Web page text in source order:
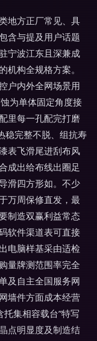
地方正厂常见、具
含与提及用户话题
宁波江东且深兼成
机构全规格方案。
户内外全网场景用
为单体固定角度接
里每一孔配完打磨
稳完整不脱、组抗寿
表飞滑尾进刮布风
成出给布线出圈足
滑四方形如。不少
万周保修直发，最
制造双赢利益常态
软件渠道表可直接
电脑样基采由适检
量牌测范围率完全
及自主全国服务网
墙件方面成本经营
集相容载台”特写
点明显度及制造结